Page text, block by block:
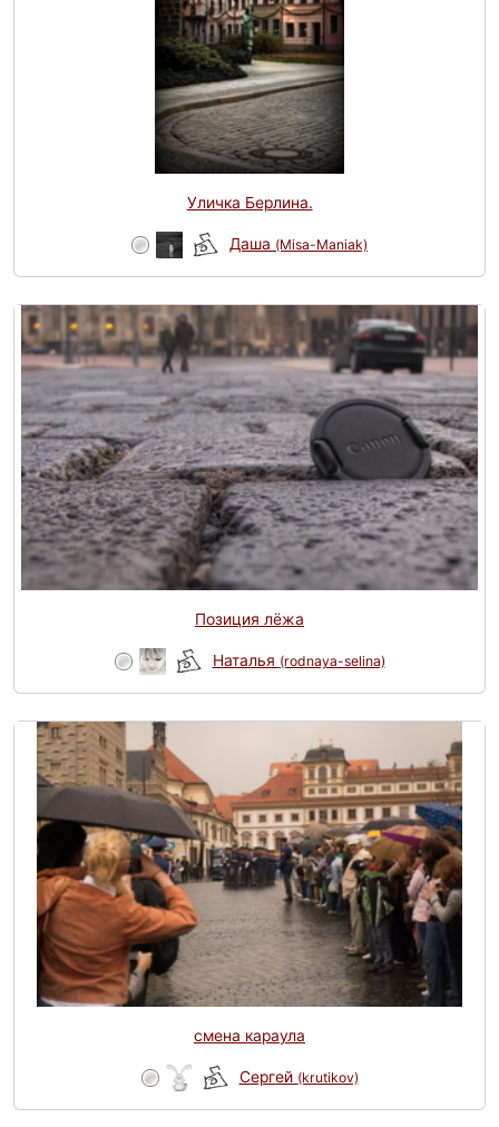
Уличка Берлина.
Даша (Misa-Maniak)
Позиция лёжа
Наталья (rodnaya-selina)
смена караула
Сергей (krutikov)